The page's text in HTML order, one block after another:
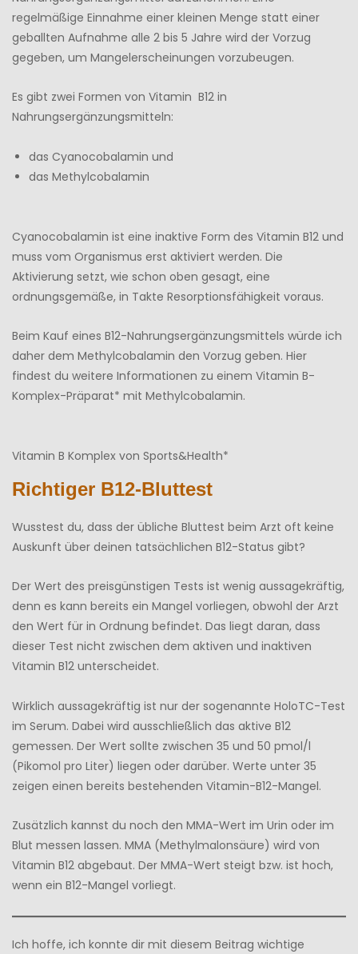
regelmäßige Einnahme einer kleinen Menge statt einer
geballten Aufnahme alle 2 bis 5 Jahre wird der Vorzug
gegeben, um Mangelerscheinungen vorzubeugen.
Es gibt zwei Formen von Vitamin B12 in
Nahrungsergänzungsmitteln:
das Cyanocobalamin und
das Methylcobalamin
Cyanocobalamin ist eine inaktive Form des Vitamin B12 und
muss vom Organismus erst aktiviert werden. Die
Aktivierung setzt, wie schon oben gesagt, eine
ordnungsgemäße, in Takte Resorptionsfähigkeit voraus.
Beim Kauf eines B12-Nahrungsergänzungsmittels würde ich
daher dem Methylcobalamin den Vorzug geben. Hier
findest du weitere Informationen zu einem Vitamin B-
Komplex-Präparat* mit Methylcobalamin.
Vitamin B Komplex von Sports&Health*
Richtiger B12-Bluttest
Wusstest du, dass der übliche Bluttest beim Arzt oft keine
Auskunft über deinen tatsächlichen B12-Status gibt?
Der Wert des preisgünstigen Tests ist wenig aussagekräftig,
denn es kann bereits ein Mangel vorliegen, obwohl der Arzt
den Wert für in Ordnung befindet. Das liegt daran, dass
dieser Test nicht zwischen dem aktiven und inaktiven
Vitamin B12 unterscheidet.
Wirklich aussagekräftig ist nur der sogenannte HoloTC-Test
im Serum. Dabei wird ausschließlich das aktive B12
gemessen. Der Wert sollte zwischen 35 und 50 pmol/l
(Pikomol pro Liter) liegen oder darüber. Werte unter 35
zeigen einen bereits bestehenden Vitamin-B12-Mangel.
Zusätzlich kannst du noch den MMA-Wert im Urin oder im
Blut messen lassen. MMA (Methylmalonsäure) wird von
Vitamin B12 abgebaut. Der MMA-Wert steigt bzw. ist hoch,
wenn ein B12-Mangel vorliegt.
Ich hoffe, ich konnte dir mit diesem Beitrag wichtige